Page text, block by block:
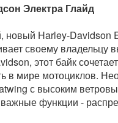
Электра Глайд
Harley-Davidson
своему
этот байк
в мире мотоциклов.
с высоким
функции -